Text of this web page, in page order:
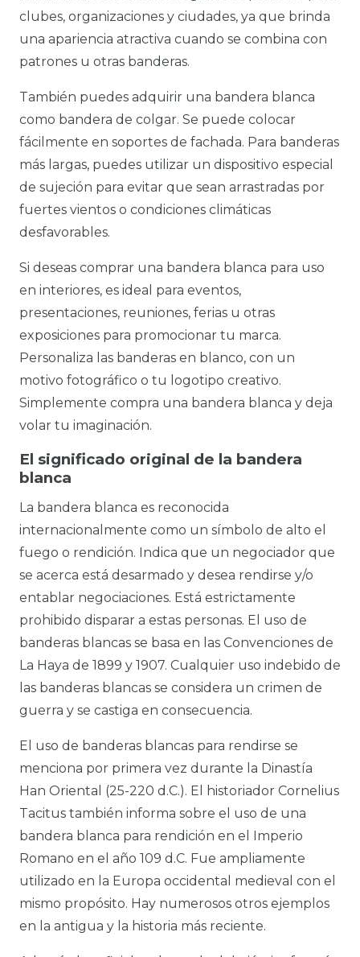
clubes, organizaciones y ciudades, ya que brinda
una apariencia atractiva cuando se combina con
patrones u otras banderas.
También puedes adquirir una bandera blanca
como bandera de colgar. Se puede colocar
fácilmente en soportes de fachada. Para banderas
más largas, puedes utilizar un dispositivo especial
de sujeción para evitar que sean arrastradas por
fuertes vientos o condiciones climáticas
desfavorables.
Si deseas comprar una bandera blanca para uso
en interiores, es ideal para eventos,
presentaciones, reuniones, ferias u otras
exposiciones para promocionar tu marca.
Personaliza las banderas en blanco, con un
motivo fotográfico o tu logotipo creativo.
Simplemente compra una bandera blanca y deja
volar tu imaginación.
El significado original de la bandera
blanca
La bandera blanca es reconocida
internacionalmente como un símbolo de alto el
fuego o rendición. Indica que un negociador que
se acerca está desarmado y desea rendirse y/o
entablar negociaciones. Está estrictamente
prohibido disparar a estas personas. El uso de
banderas blancas se basa en las Convenciones de
La Haya de 1899 y 1907. Cualquier uso indebido de
las banderas blancas se considera un crimen de
guerra y se castiga en consecuencia.
El uso de banderas blancas para rendirse se
menciona por primera vez durante la Dinastía
Han Oriental (25-220 d.C.). El historiador Cornelius
Tacitus también informa sobre el uso de una
bandera blanca para rendición en el Imperio
Romano en el año 109 d.C. Fue ampliamente
utilizado en la Europa occidental medieval con el
mismo propósito. Hay numerosos otros ejemplos
en la antigua y la historia más reciente.